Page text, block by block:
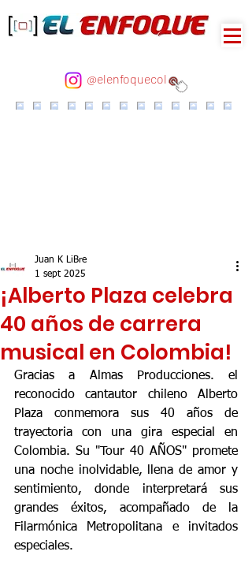
@elenfoquecol
¡Alberto Plaza celebra
40 años de carrera
musical en Colombia!
Juan K LiBre
1 sept 2025
Gracias a Almas Producciones. el
reconocido cantautor chileno Alberto
Plaza conmemora sus 40 años de
trayectoria con una gira especial en
Colombia. Su "Tour 40 AÑOS" promete
una noche inolvidable, llena de amor y
sentimiento, donde interpretará sus
grandes éxitos, acompañado de la
Filarmónica Metropolitana e invitados
especiales.